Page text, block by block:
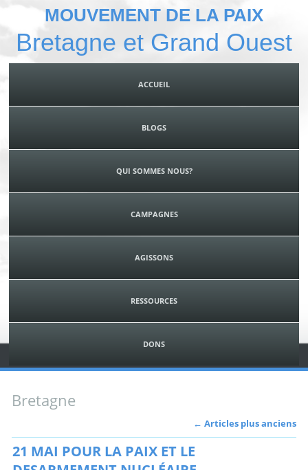
MOUVEMENT DE LA PAIX
Bretagne et Grand Ouest
ACCUEIL
BLOGS
QUI SOMMES NOUS?
CAMPAGNES
AGISSONS
RESSOURCES
DONS
Bretagne
← Articles plus anciens
21 MAI POUR LA PAIX ET LE